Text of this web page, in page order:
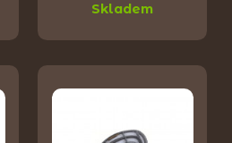
Skladem